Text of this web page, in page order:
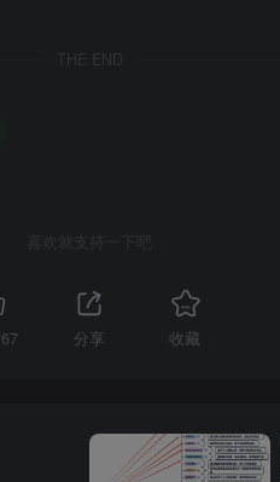
THE END
喜欢就支持一下吧
67 分享 收藏